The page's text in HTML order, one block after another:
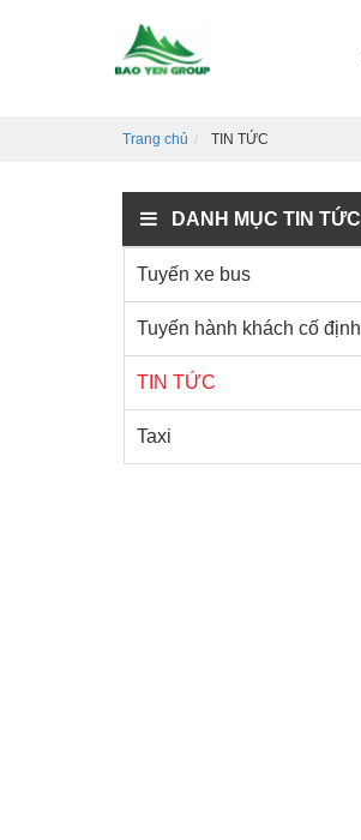
Trang chủ TIN TỨC
DANH MỤC TIN TỨC
Tuyến xe bus
Tuyến hành khách cố định
TIN TỨC
Taxi